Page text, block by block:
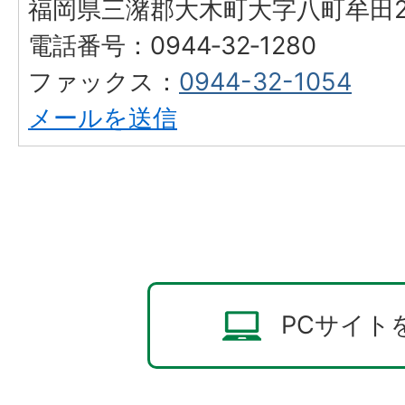
福岡県三潴郡大木町大字八町牟
電話番号：0944‐32‐1280
ファックス： 0944-32-1054
メールを送信
PCサイト